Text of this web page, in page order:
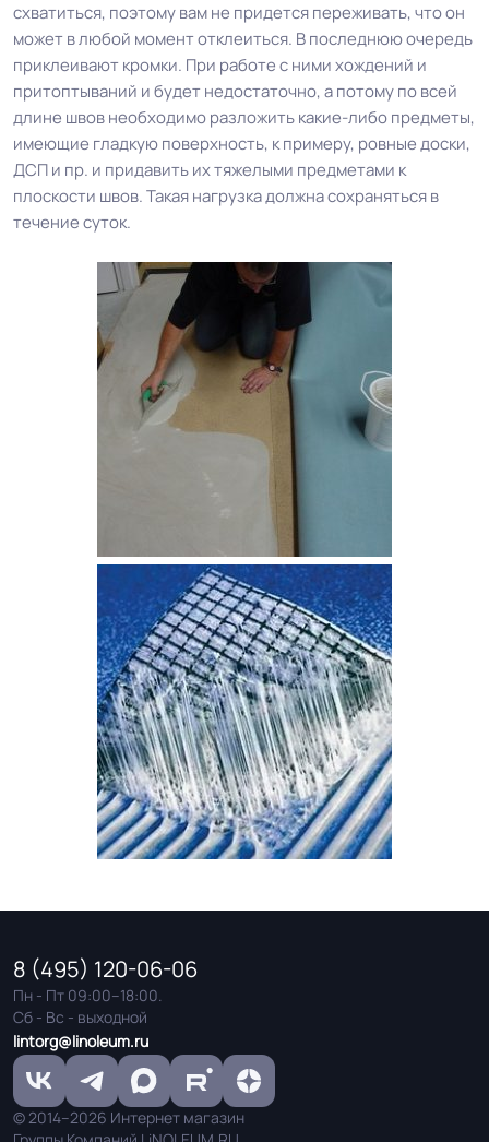
схватиться, поэтому вам не придется переживать, что он
может в любой момент отклеиться. В последнюю очередь
приклеивают кромки. При работе с ними хождений и
притоптываний и будет недостаточно, а потому по всей
длине швов необходимо разложить какие-либо предметы,
имеющие гладкую поверхность, к примеру, ровные доски,
ДСП и пр. и придавить их тяжелыми предметами к
плоскости швов. Такая нагрузка должна сохраняться в
течение суток.
8 (495) 120-06-06
Пн - Пт 09:00–18:00.
Сб - Вс - выходной
lintorg@linoleum.ru
© 2014–2026 Интернет магазин